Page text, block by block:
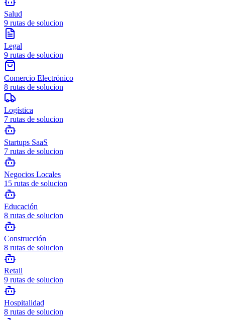
Salud
9 rutas de solucion
Legal
9 rutas de solucion
Comercio Electrónico
8 rutas de solucion
Logística
7 rutas de solucion
Startups SaaS
7 rutas de solucion
Negocios Locales
15 rutas de solucion
Educación
8 rutas de solucion
Construcción
8 rutas de solucion
Retail
9 rutas de solucion
Hospitalidad
8 rutas de solucion